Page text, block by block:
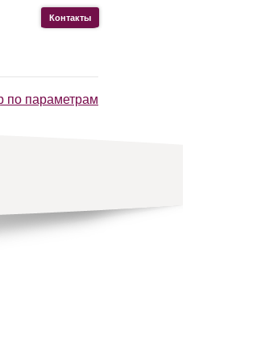
по параметрам
Контакты